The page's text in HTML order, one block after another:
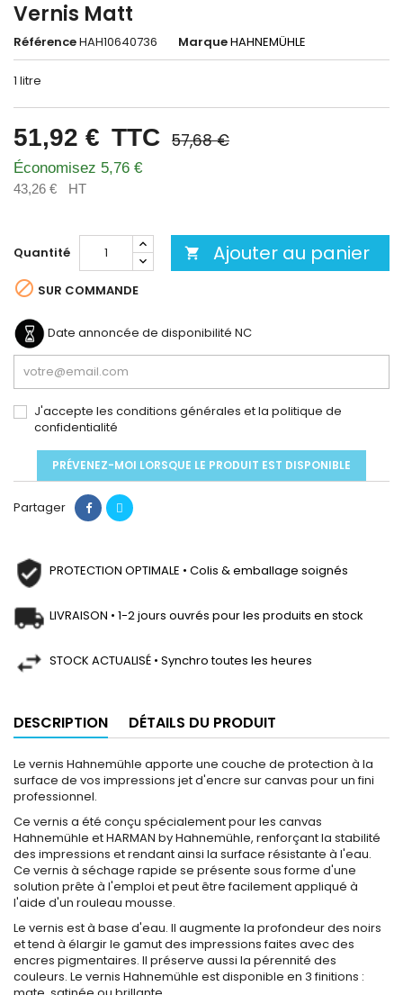
Vernis Matt
RéférenceHAH10640736 MarqueHAHNEMÜHLE
1 litre
51,92 € TTC 57,68 €
Économisez 5,76 €
43,26 € HT
Quantité  Ajouter au panier
 SUR COMMANDE
Date annoncée de disponibilité NC
J'accepte les conditions générales et la politique de
confidentialité
PRÉVENEZ-MOI LORSQUE LE PRODUIT EST DISPONIBLE
Partager
PROTECTION OPTIMALE • Colis & emballage soignés
LIVRAISON • 1-2 jours ouvrés pour les produits en stock
STOCK ACTUALISÉ • Synchro toutes les heures
DESCRIPTION DÉTAILS DU PRODUIT
Le vernis Hahnemühle apporte une couche de protection à la
surface de vos impressions jet d'encre sur canvas pour un fini
professionnel.
Ce vernis a été conçu spécialement pour les canvas
Hahnemühle et HARMAN by Hahnemühle, renforçant la stabilité
des impressions et rendant ainsi la surface résistante à l'eau.
Ce vernis à séchage rapide se présente sous forme d'une
solution prête à l'emploi et peut être facilement appliqué à
l'aide d'un rouleau mousse.
Le vernis est à base d'eau. Il augmente la profondeur des noirs
et tend à élargir le gamut des impressions faites avec des
encres pigmentaires. Il préserve aussi la pérennité des
couleurs. Le vernis Hahnemühle est disponible en 3 finitions :